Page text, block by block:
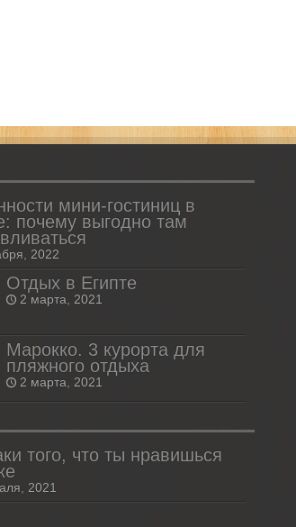
мини-гостиниц в
почему выгодно там
2022
Отдых в Египте
2 марта, 2021
Марокко. 3 курорта для
пляжного отдыха
2 марта, 2021
того, что ты нравишься
2021